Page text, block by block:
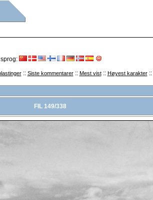
:: Siste kommentarer:: Mest vist:: Høyest karakter::
FIL 149/338